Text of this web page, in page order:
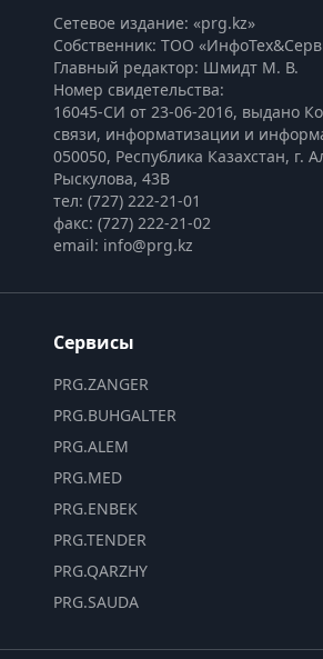
Сетевое издание: «prg.kz»
Собственник: ТОО
Главный редактор: Шмидт М. В.
Номер свидетельства:
16045-СИ от 23-06-2016, выдано
связи, информатизации и
050050, Республика Казахстан, г.
Рыскулова, 43В
тел: (727) 222-21-01
факс: (727) 222-21-02
email: info@prg.kz
Сервисы
PRG.ZANGER
PRG.BUHGALTER
PRG.ALEM
PRG.MED
PRG.ENBEK
PRG.TENDER
PRG.QARZHY
PRG.SAUDA